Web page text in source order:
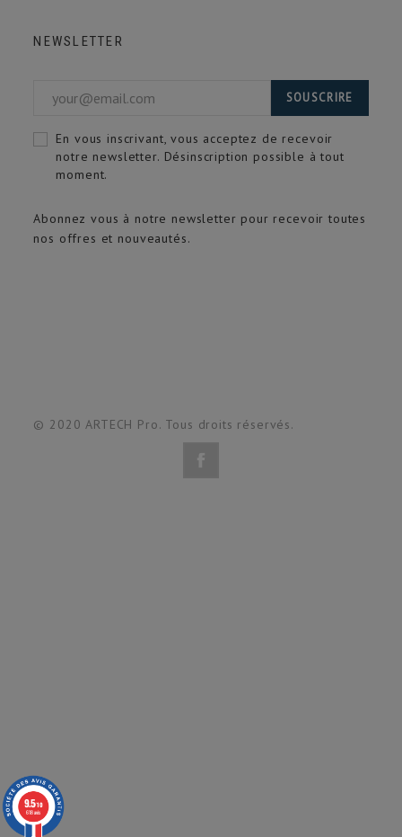
NEWSLETTER
Abonnez vous à notre newsletter pour recevoir toutes
nos offres et nouveautés.
SOUSCRIRE
En vous inscrivant, vous acceptez de recevoir
notre newsletter. Désinscription possible à tout
moment.
© 2020 ARTECH Pro. Tous droits réservés.
9.5/10
618 avis